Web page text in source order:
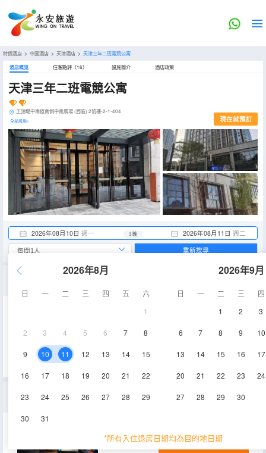
特價酒店 > 中國酒店 > 天津酒店 > 天津三年二班電競公寓
酒店概览 住客點評（16） 設施簡介 酒店政策
天津三年二班電競公寓
王頂堤中南道南側中南廣場 (西區) 2號樓-2-1-404
全部設施> 現在就預訂
2026年08月10日 週一 2026年08月11日 週二
1 晚
2026年8月
日 一 二 三 四 五
六
1
2 3 4 5 6 7 8
9 10 11 12 13 14 15
16 17 18 19 20 21 22
23 24 25 26 27 28 29
30 31
2026年9月
日 一 二 三
四
1
2 3
6 7 8 9 10
13 14 15 16 17
20 21 22 23 24
27 28 29 30
*所有入住退房日期均為目的地日期
重新搜尋
50-55㎡ 2層 空調